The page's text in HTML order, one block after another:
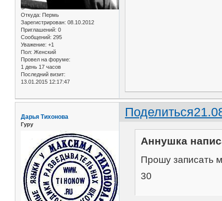
Откуда: Пермь
Зарегистрирован: 08.10.2012
Приглашений: 0
Сообщений: 295
Уважение: +1
Пол: Женский
Провел на форуме:
1 день 17 часов
Последний визит:
13.01.2015 12:17:47
Поделиться
Дарья Тихонова
Гуру
Аннушка
Прошу записать
30